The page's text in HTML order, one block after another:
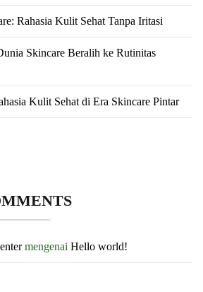
Rahasia Kulit Sehat Tanpa Iritasi
Skincare Beralih ke Rutinitas
Kulit Sehat di Era Skincare Pintar
mengenai Hello world!